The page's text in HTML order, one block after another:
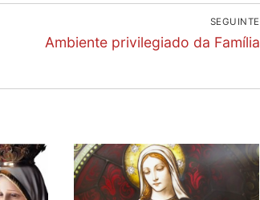
SEGUINTE
Next
Ambiente privilegiado da Família